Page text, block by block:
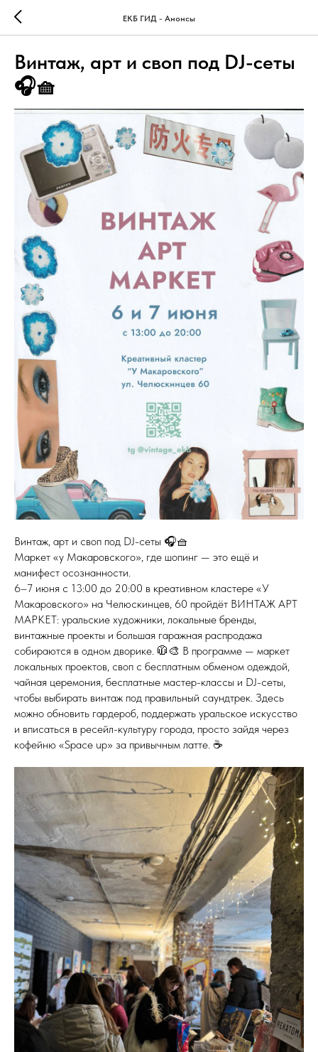
ЕКБ ГИД - Анонсы
Винтаж, арт и своп под DJ-сеты
🎧🧺
Винтаж, арт и своп под DJ-сеты 🎧🧺
Маркет «у Макаровского», где шопинг — это ещё и
манифест осознанности.
6–7 июня с 13:00 до 20:00 в креативном кластере «У
Макаровского» на Челюскинцев, 60 пройдёт ВИНТАЖ АРТ
МАРКЕТ: уральские художники, локальные бренды,
винтажные проекты и большая гаражная распродажа
собираются в одном дворике. 🧥🎨 В программе — маркет
локальных проектов, своп с бесплатным обменом одеждой,
чайная церемония, бесплатные мастер-классы и DJ-сеты,
чтобы выбирать винтаж под правильный саундтрек. Здесь
можно обновить гардероб, поддержать уральское искусство
и вписаться в ресейл-культуру города, просто зайдя через
кофейню «Space up» за привычным латте. ☕